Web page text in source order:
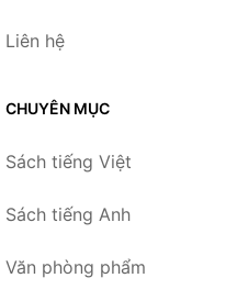
Liên hệ
CHUYÊN MỤC
Sách tiếng Việt
Sách tiếng Anh
Văn phòng phẩm